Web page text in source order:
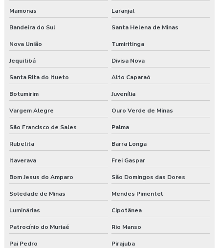
Mamonas Laranjal
Bandeira do Sul Santa Helena de Minas
Nova União Tumiritinga
Jequitibá Divisa Nova
Santa Rita do Itueto Alto Caparaó
Botumirim Juvenília
Vargem Alegre Ouro Verde de Minas
São Francisco de Sales Palma
Rubelita Barra Longa
Itaverava Frei Gaspar
Bom Jesus do Amparo São Domingos das Dores
Soledade de Minas Mendes Pimentel
Luminárias Cipotânea
Patrocínio do Muriaé Rio Manso
Pai Pedro Pirajuba